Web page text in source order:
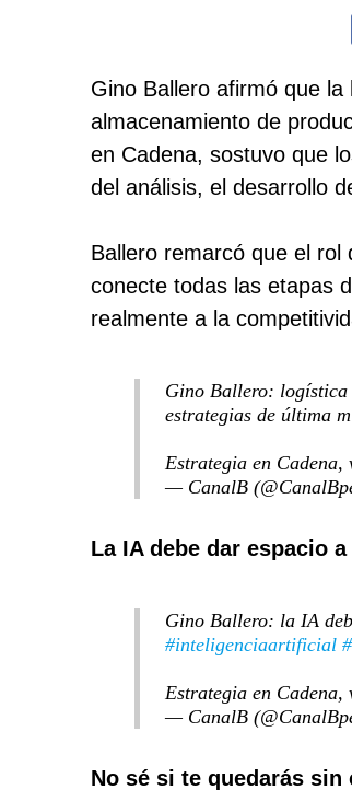
Gino Ballero afirmó que
almacenamiento de
en Cadena, sostuvo que
del análisis, el desarrollo
Ballero remarcó que el
conecte todas las etapas
realmente a la
Gino Ballero: logística
estrategias de última
Estrategia en
— CanalB
La IA debe dar espacio
Gino Ballero: la IA
#inteligenciaartificial
Estrategia en
— CanalB
No sé si te quedarás sin